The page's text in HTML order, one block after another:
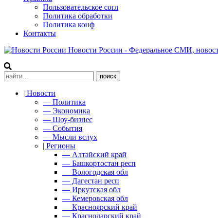
Пользовательское согл
Политика обработки
Политика конф
Контакты
Новости России - Федеральное СМИ,
| Новости
— Политика
— Экономика
— Шоу-бизнес
— События
— Мысли вслух
| Регионы
— Алтайский край
— Башкортостан респ
— Вологодская обл
— Дагестан респ
— Иркутская обл
— Кемеровская обл
— Красноярский край
— Краснодарский край